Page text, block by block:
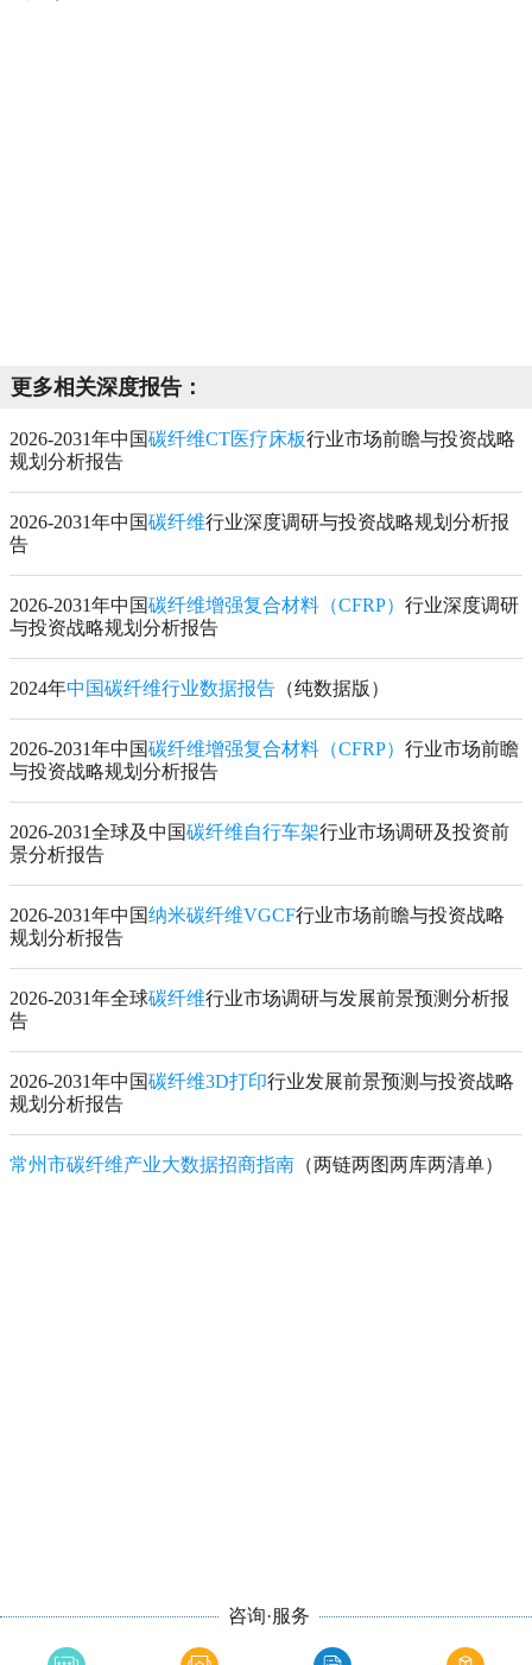
更多相关深度报告：
2026-2031年中国碳纤维CT医疗床板行业市场前瞻与投资战略
规划分析报告
2026-2031年中国碳纤维行业深度调研与投资战略规划分析报
告
2026-2031年中国碳纤维增强复合材料（CFRP） 行业深度调研
与投资战略规划分析报告
2024年中国碳纤维行业数据报告 （纯数据版）
2026-2031年中国碳纤维增强复合材料（CFRP） 行业市场前瞻
与投资战略规划分析报告
2026-2031全球及中国碳纤维自行车架行业市场调研及投资前
景分析报告
2026-2031年中国纳米碳纤维VGCF行业市场前瞻与投资战略
规划分析报告
2026-2031年全球碳纤维行业市场调研与发展前景预测分析报
告
2026-2031年中国碳纤维3D打印行业发展前景预测与投资战略
规划分析报告
常州市碳纤维产业大数据招商指南 （两链两图两库两清单）
咨询·服务